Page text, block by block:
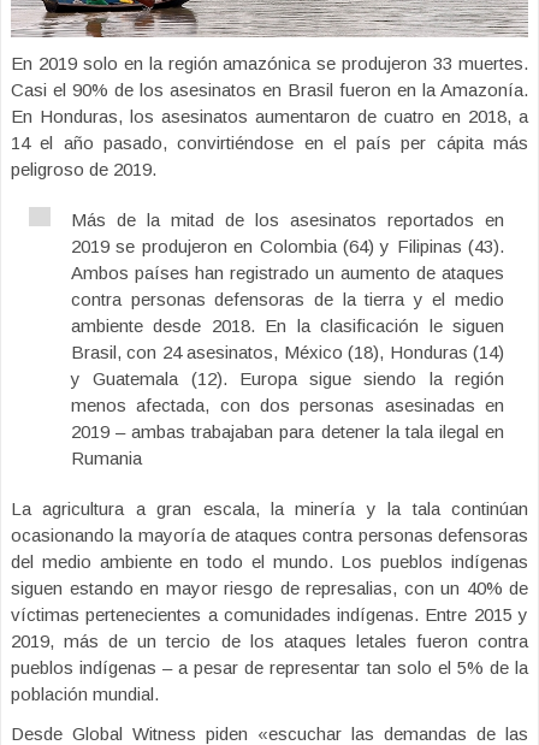
En 2019 solo en la región amazónica se produjeron 33 muertes.
Casi el 90% de los asesinatos en Brasil fueron en la Amazonía.
En Honduras, los asesinatos aumentaron de cuatro en 2018, a
14 el año pasado, convirtiéndose en el país per cápita más
peligroso de 2019.
Más de la mitad de los asesinatos reportados en
2019 se produjeron en Colombia (64) y Filipinas (43).
Ambos países han registrado un aumento de ataques
contra personas defensoras de la tierra y el medio
ambiente desde 2018. En la clasificación le siguen
Brasil, con 24 asesinatos, México (18), Honduras (14)
y Guatemala (12). Europa sigue siendo la región
menos afectada, con dos personas asesinadas en
2019 – ambas trabajaban para detener la tala ilegal en
Rumania
La agricultura a gran escala, la minería y la tala continúan
ocasionando la mayoría de ataques contra personas defensoras
del medio ambiente en todo el mundo. Los pueblos indígenas
siguen estando en mayor riesgo de represalias, con un 40% de
víctimas pertenecientes a comunidades indígenas. Entre 2015 y
2019, más de un tercio de los ataques letales fueron contra
pueblos indígenas ­– a pesar de representar tan solo el 5% de la
población mundial.
Desde Global Witness piden «escuchar las demandas de las